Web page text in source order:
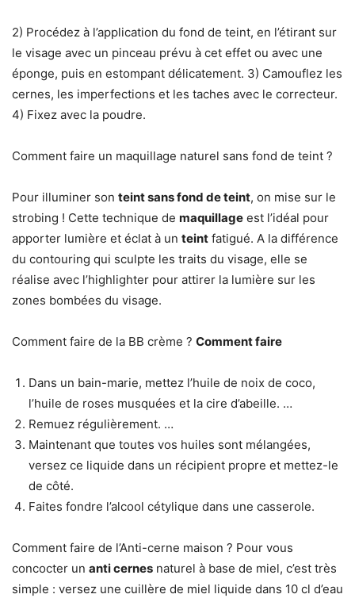
2) Procédez à l’application du fond de teint, en l’étirant sur
le visage avec un pinceau prévu à cet effet ou avec une
éponge, puis en estompant délicatement. 3) Camouflez les
cernes, les imperfections et les taches avec le correcteur.
4) Fixez avec la poudre.
Comment faire un maquillage naturel sans fond de teint ?
Pour illuminer son teint sans fond de teint, on mise sur le
strobing ! Cette technique de maquillage est l’idéal pour
apporter lumière et éclat à un teint fatigué. A la différence
du contouring qui sculpte les traits du visage, elle se
réalise avec l’highlighter pour attirer la lumière sur les
zones bombées du visage.
Comment faire de la BB crème ? Comment faire
Dans un bain-marie, mettez l’huile de noix de coco,
l’huile de roses musquées et la cire d’abeille. …
Remuez régulièrement. …
Maintenant que toutes vos huiles sont mélangées,
versez ce liquide dans un récipient propre et mettez-le
de côté.
Faites fondre l’alcool cétylique dans une casserole.
Comment faire de l’Anti-cerne maison ? Pour vous
concocter un anti cernes naturel à base de miel, c’est très
simple : versez une cuillère de miel liquide dans 10 cl d’eau